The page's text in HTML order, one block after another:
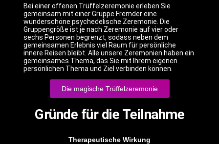
Bei einer offenen Trüffelzeremonie erleben Sie
gemeinsam mit einer Gruppe Fremder eine
wunderschöne psychedelische Zeremonie. Die
Gruppengröße ist je nach Zeremonie auf vier oder
sechs Personen begrenzt, sodass neben dem
gemeinsamen Erlebnis viel Raum für persönliche
innere Reisen bleibt. Alle unsere Zeremonien haben ein
gemeinsames Thema, das Sie mit Ihrem eigenen
persönlichen Thema und Ziel verbinden können.
Die magische Trüffelzeremonie
Gründe für die Teilnahme
Therapeutische Wirkung